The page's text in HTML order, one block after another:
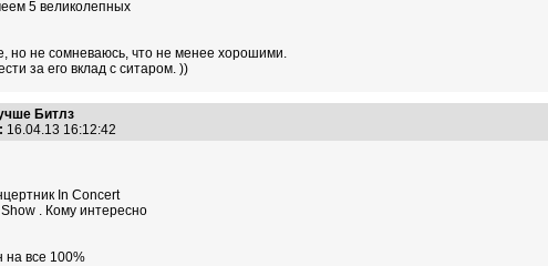
5 великолепных
но не сомневаюсь, что не менее хорошими.
за его вклад с ситаром. ))
Битлз
16.04.13 16:12:42
In Concert
. Кому интересно
на все 100%